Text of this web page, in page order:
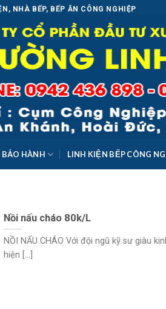
NHÀ BẾP, BẾP ĂN CÔNG NGHIỆP
BẢO HÀNH LINH KIỆN BẾP CÔNG
Nồi nấu cháo 80k/L
NỒI NẤU CHÁO Với đội ngũ kỹ sư giàu
hiện [...]